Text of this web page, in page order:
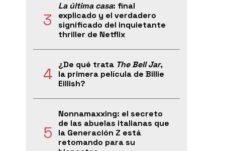
La última casa: final
explicado y el verdadero
significado del inquietante
thriller de Netflix
¿De qué trata The Bell Jar,
la primera película de Billie
Eillish?
Nonnamaxxing: el secreto
de las abuelas italianas que
la Generación Z está
retomando para su